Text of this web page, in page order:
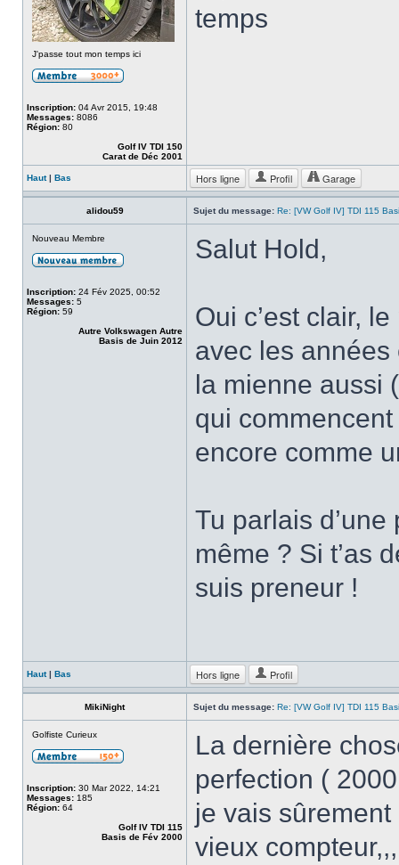
J'passe tout mon temps ici
Inscription: 04 Avr 2015, 19:48
Messages: 8086
Région: 80
Golf IV TDI 150
Carat de Déc 2001
temps
Haut| Bas Hors ligne Profil Garage
alidou59 Sujet du message: Re: [VW Golf IV] TDI 115
Nouveau Membre
Inscription: 24 Fév 2025, 00:52
Messages: 5
Région: 59
Autre Volkswagen Autre
Basis de Juin 2012
Salut Hold,
Oui c’est clair,
avec les
la mienne aussi
qui
encore comme
Tu parlais
même ? Si t’as
suis preneur !
Haut| Bas Hors ligne Profil
MikiNight Sujet du message: Re: [VW Golf IV] TDI 115
Golfiste Curieux
Inscription: 30 Mar 2022, 14:21
Messages: 185
Région: 64
Golf IV TDI 115
Basis de Fév 2000
La dernière
perfection (
je vais
vieux